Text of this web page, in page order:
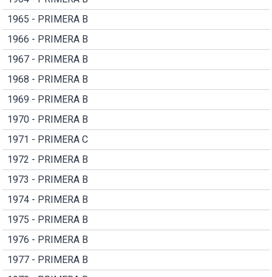
1965 - PRIMERA B
1966 - PRIMERA B
1967 - PRIMERA B
1968 - PRIMERA B
1969 - PRIMERA B
1970 - PRIMERA B
1971 - PRIMERA C
1972 - PRIMERA B
1973 - PRIMERA B
1974 - PRIMERA B
1975 - PRIMERA B
1976 - PRIMERA B
1977 - PRIMERA B